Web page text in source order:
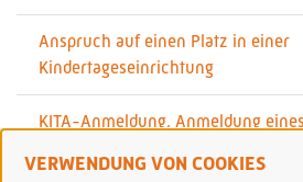
VERWENDUNG VON COOKIES
Anspruch auf einen Platz in einer
Kindertageseinrichtung
KITA-Anmeldung, Anmeldung